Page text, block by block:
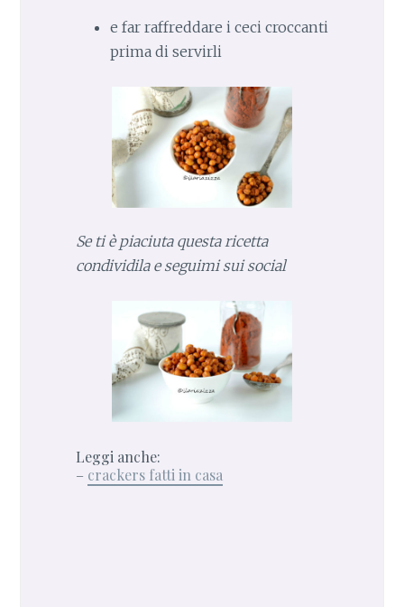
e far raffreddare i ceci croccanti
prima di servirli
Se ti è piaciuta questa ricetta
condividila e seguimi sui social
Leggi anche:
– crackers fatti in casa